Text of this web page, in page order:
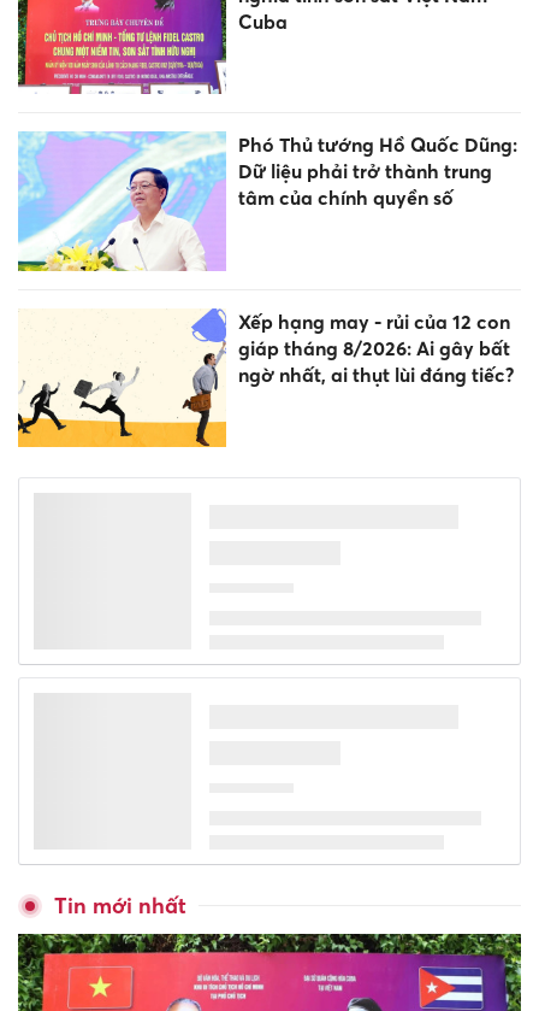
Cuba
Phó Thủ tướng Hồ Quốc Dũng:
Dữ liệu phải trở thành trung
tâm của chính quyền số
Xếp hạng may - rủi của 12 con
giáp tháng 8/2026: Ai gây bất
ngờ nhất, ai thụt lùi đáng tiếc?
Lan tỏa phong trào bảo vệ an
trên nền tảng FSEL